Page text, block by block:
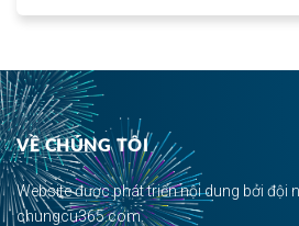
VỀ CHÚNG TÔI
Website được phát triển nội dung bởi đội
chungcu365.com.